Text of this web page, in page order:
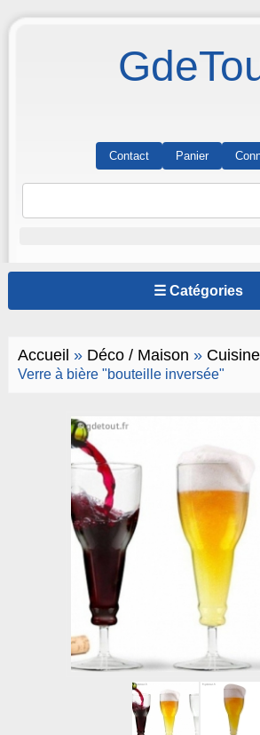
Contact Panier
☰ Catégories
Accueil » Déco / Maison » Cuisine
Verre à bière "bouteille inversée"